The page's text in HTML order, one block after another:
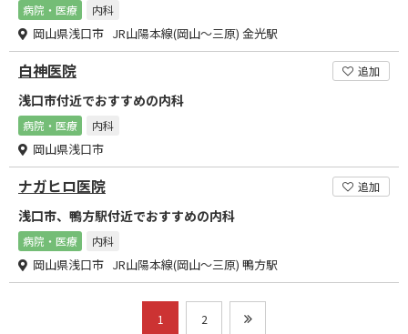
病院・医療 内科
岡山県浅口市 JR山陽本線(岡山～三原) 金光駅
白神医院 追加
浅口市付近でおすすめの内科
病院・医療 内科
岡山県浅口市
ナガヒロ医院 追加
浅口市、鴨方駅付近でおすすめの内科
病院・医療 内科
岡山県浅口市 JR山陽本線(岡山～三原) 鴨方駅
1 2